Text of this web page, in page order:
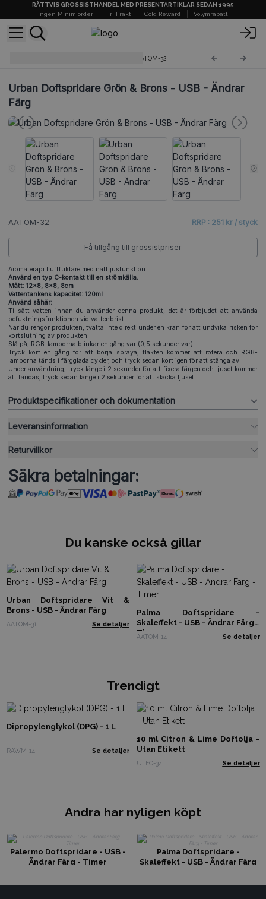
RÄTTVIS GROSSISTHANDEL MED PRESENTARTIKLAR SEDAN 1995
Ingen Minimiorder
Fri Frakt Gold Reward Volymrabatt
AATOM-32
Urban Doftspridare Grön & Brons - USB - Ändrar
Färg
AATOM-32 RRP : 251 kr / styck
Få tillgång till grossistpriser
Aromaterapi Luftfuktare med nattljusfunktion.
Använd en typ C-kontakt till en strömkälla.
Mått: 12x8, 8x8, 8cm
Vattentankens kapacitet: 120ml
Använd såhär:
Tillsätt vatten innan du använder denna produkt, det är förbjudet att använda
befuktningsfunktionen vid vattenbrist.
När du rengör produkten, tvätta inte direkt under en kran för att undvika risken för
kortslutning av produkten.
Slå på, RGB-lamporna blinkar en gång var (0,5 sekunder var)
Tryck kort en gång för att börja spraya, fläkten kommer att rotera och RGB-
lamporna tänds i färgglada cykler, och tryck sedan kort igen för att stänga av.
Under användning, tryck länge i 2 sekunder för att fixera färgen och ljuset kommer
att tändas, tryck sedan länge i 2 sekunder för att släcka ljuset.
Produktspecifikationer och dokumentation
Leveransinformation
Returvillkor
Säkra betalningar:
Du kanske också gillar
Urban Doftspridare Vit &
Brons - USB - Ändrar Färg
AATOM-31 Se detaljer
Palma Doftspridare -
Skaleffekt - USB - Ändrar Färg -
Timer
AATOM-14 Se detaljer
Trendigt
Dipropylenglykol (DPG) - 1 L
RAWM-14 Se detaljer
10 ml Citron & Lime Doftolja -
Utan Etikett
ULFO-34 Se detaljer
Andra har nyligen köpt
Palermo Doftspridare - USB -
Ändrar Färg - Timer
Palma Doftspridare -
Skaleffekt - USB - Ändrar Färg